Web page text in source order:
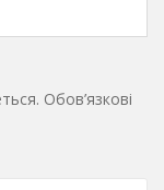
Обов’язкові